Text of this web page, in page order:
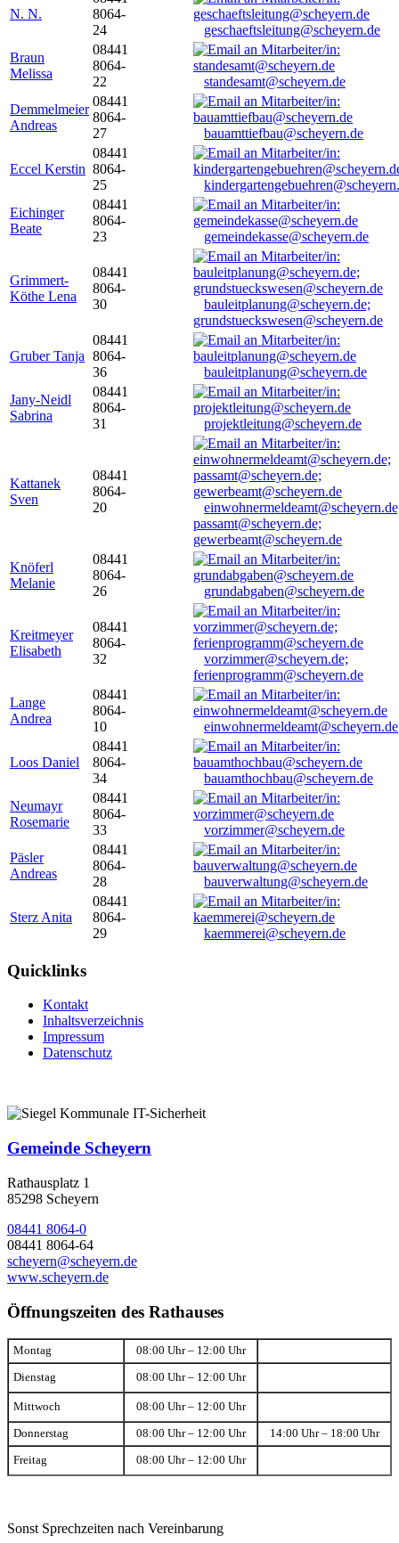
N. N.
8064-
24
geschaeftsleitung@scheyern.de
Braun
Melissa
08441
8064-
22
standesamt@scheyern.de
Demmelmeier
Andreas
08441
8064-
27
bauamttiefbau@scheyern.de
Eccel Kerstin
08441
8064-
25
Eichinger
Beate
08441
8064-
23
gemeindekasse@scheyern.de
Grimmert-
Köthe Lena
08441
8064-
30
bauleitplanung@scheyern.de;
grundstueckswesen@scheyern.de
Gruber Tanja
08441
8064-
36
bauleitplanung@scheyern.de
Jany-Neidl
Sabrina
08441
8064-
31
projektleitung@scheyern.de
Kattanek
Sven
08441
8064-
20
passamt@scheyern.de;
gewerbeamt@scheyern.de
Knöferl
Melanie
08441
8064-
26
grundabgaben@scheyern.de
Kreitmeyer
Elisabeth
08441
8064-
32
vorzimmer@scheyern.de;
ferienprogramm@scheyern.de
Lange
Andrea
08441
8064-
10
einwohnermeldeamt@scheyern.de
Loos Daniel
08441
8064-
34
bauamthochbau@scheyern.de
Neumayr
Rosemarie
08441
8064-
33
vorzimmer@scheyern.de
Päsler
Andreas
08441
8064-
28
bauverwaltung@scheyern.de
Sterz Anita
08441
8064-
29
kaemmerei@scheyern.de
Quicklinks
Kontakt
Inhaltsverzeichnis
Impressum
Datenschutz
Gemeinde Scheyern
Rathausplatz 1
85298 Scheyern
08441 8064-0
08441 8064-64
scheyern@scheyern.de
www.scheyern.de
Öffnungszeiten des Rathauses
Montag 08:00 Uhr – 12:00 Uhr
Dienstag 08:00 Uhr – 12:00 Uhr
Mittwoch 08:00 Uhr – 12:00 Uhr
Donnerstag 08:00 Uhr – 12:00 Uhr 14:00 Uhr – 18:00 Uhr
Freitag 08:00 Uhr – 12:00 Uhr
Sonst Sprechzeiten nach Vereinbarung